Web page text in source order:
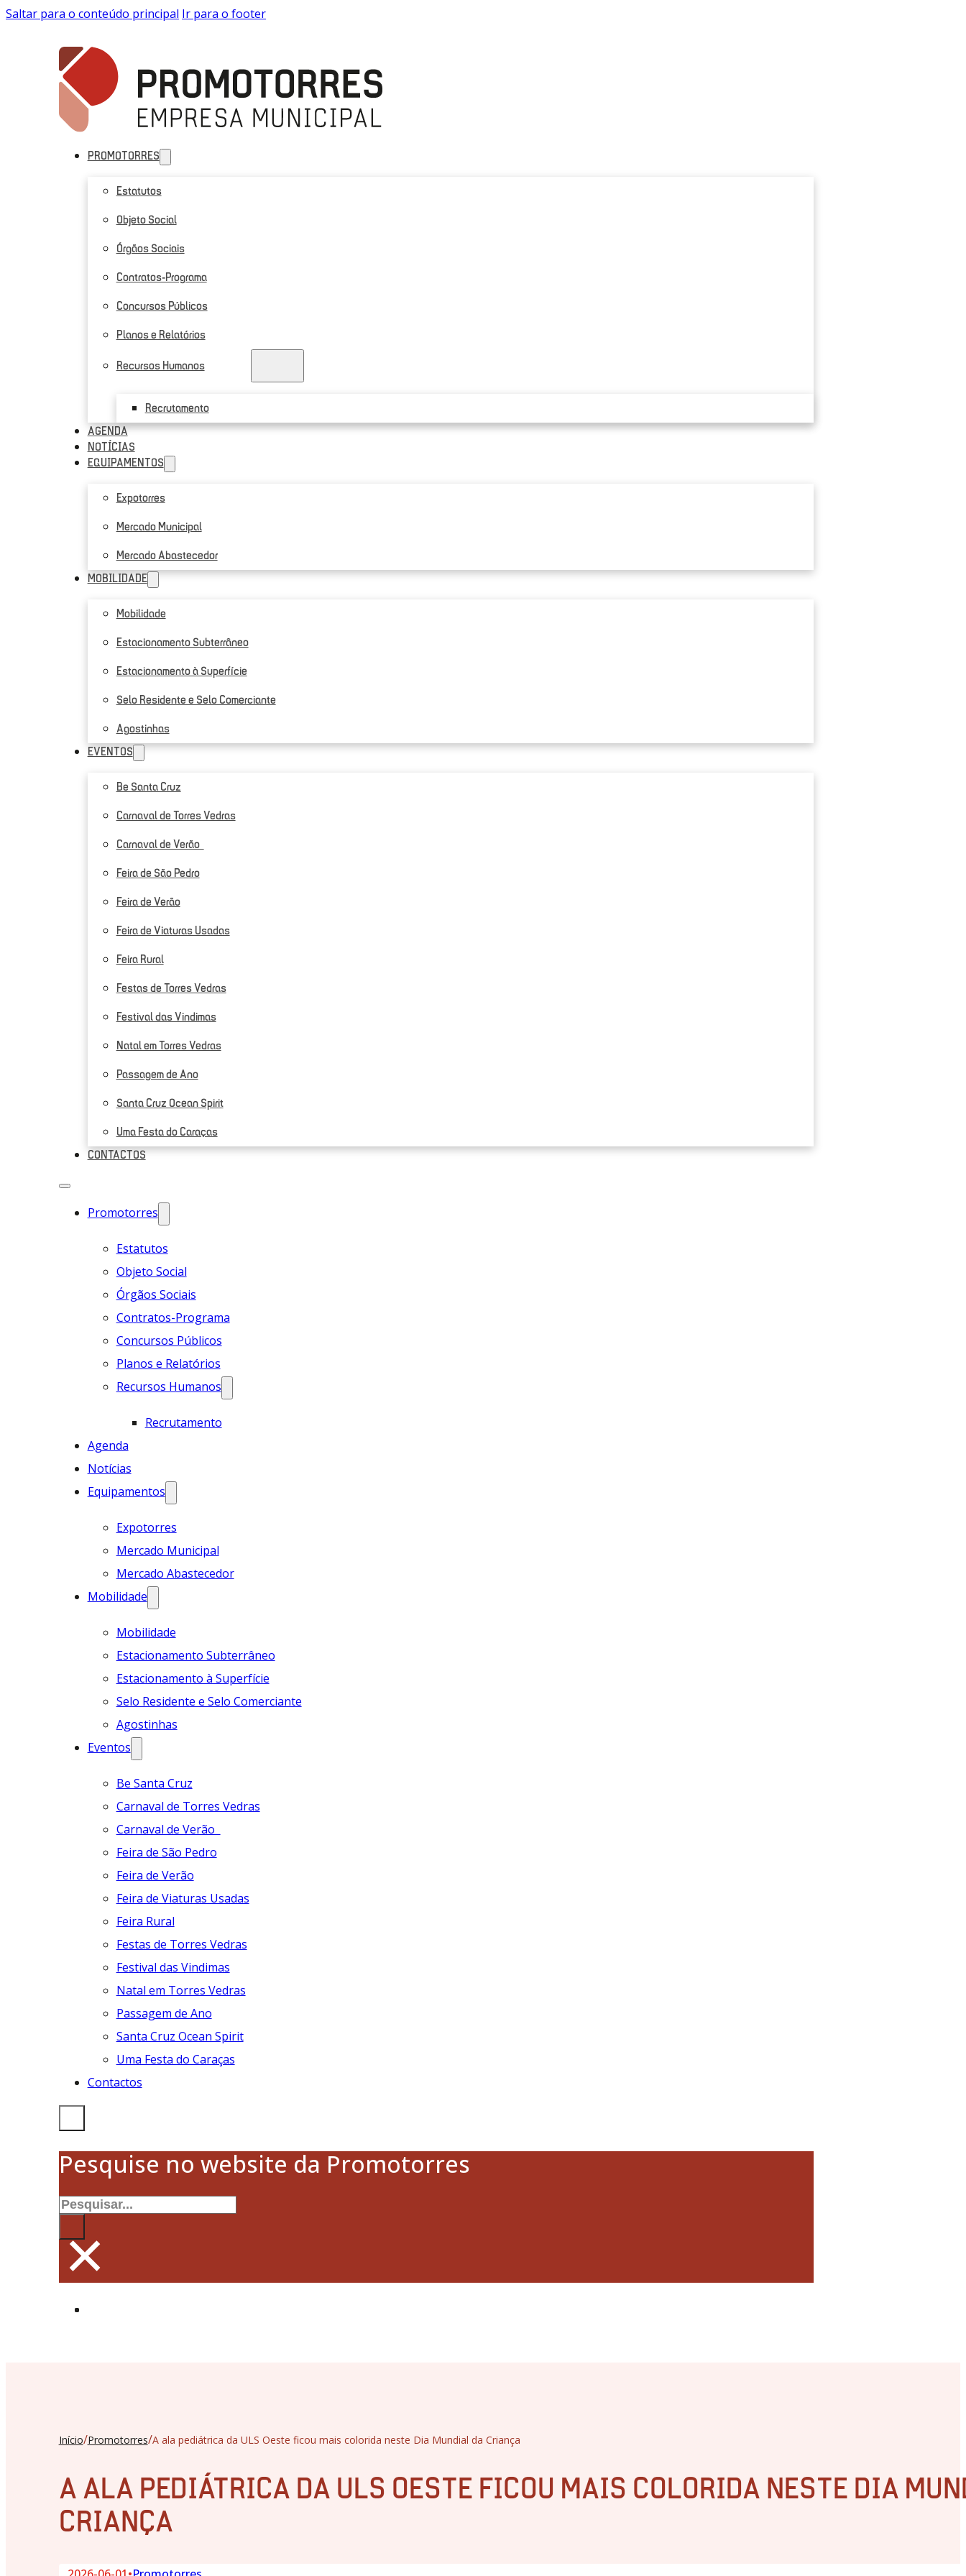
Saltar para o conteúdo principal Ir para o footer
PROMOTORRES
Estatutos
Objeto Social
Órgãos Sociais
Contratos-Programa
Concursos Públicos
Planos e Relatórios
Recursos Humanos
Recrutamento
AGENDA
NOTÍCIAS
EQUIPAMENTOS
Expotorres
Mercado Municipal
Mercado Abastecedor
MOBILIDADE
Mobilidade
Estacionamento Subterrâneo
Estacionamento à Superfície
Selo Residente e Selo Comerciante
Agostinhas
EVENTOS
Be Santa Cruz
Carnaval de Torres Vedras
Carnaval de Verão
Feira de São Pedro
Feira de Verão
Feira de Viaturas Usadas
Feira Rural
Festas de Torres Vedras
Festival das Vindimas
Natal em Torres Vedras
Passagem de Ano
Santa Cruz Ocean Spirit
Uma Festa do Caraças
CONTACTOS
Promotorres
Estatutos
Objeto Social
Órgãos Sociais
Contratos-Programa
Concursos Públicos
Planos e Relatórios
Recursos Humanos
Recrutamento
Agenda
Notícias
Equipamentos
Expotorres
Mercado Municipal
Mercado Abastecedor
Mobilidade
Mobilidade
Estacionamento Subterrâneo
Estacionamento à Superfície
Selo Residente e Selo Comerciante
Agostinhas
Eventos
Be Santa Cruz
Carnaval de Torres Vedras
Carnaval de Verão
Feira de São Pedro
Feira de Verão
Feira de Viaturas Usadas
Feira Rural
Festas de Torres Vedras
Festival das Vindimas
Natal em Torres Vedras
Passagem de Ano
Santa Cruz Ocean Spirit
Uma Festa do Caraças
Contactos
Pesquise no website da Promotorres
Pesquisar
×
Início/Promotorres/A ala pediátrica da ULS Oeste ficou mais colorida neste Dia Mundial da Criança
A ALA PEDIÁTRICA DA ULS OESTE FICOU MAIS COLORIDA NESTE DIA
CRIANÇA